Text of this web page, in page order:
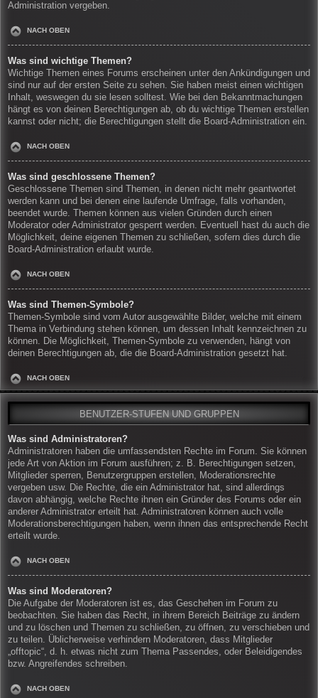
Administration vergeben.
NACH OBEN
Was sind wichtige Themen?
Wichtige Themen eines Forums erscheinen unter den Ankündigungen und
sind nur auf der ersten Seite zu sehen. Sie haben meist einen wichtigen
Inhalt, weswegen du sie lesen solltest. Wie bei den Bekanntmachungen
hängt es von deinen Berechtigungen ab, ob du wichtige Themen erstellen
kannst oder nicht; die Berechtigungen stellt die Board-Administration ein.
NACH OBEN
Was sind geschlossene Themen?
Geschlossene Themen sind Themen, in denen nicht mehr geantwortet
werden kann und bei denen eine laufende Umfrage, falls vorhanden,
beendet wurde. Themen können aus vielen Gründen durch einen
Moderator oder Administrator gesperrt werden. Eventuell hast du auch die
Möglichkeit, deine eigenen Themen zu schließen, sofern dies durch die
Board-Administration erlaubt wurde.
NACH OBEN
Was sind Themen-Symbole?
Themen-Symbole sind vom Autor ausgewählte Bilder, welche mit einem
Thema in Verbindung stehen können, um dessen Inhalt kennzeichnen zu
können. Die Möglichkeit, Themen-Symbole zu verwenden, hängt von
deinen Berechtigungen ab, die die Board-Administration gesetzt hat.
NACH OBEN
BENUTZER-STUFEN UND GRUPPEN
Was sind Administratoren?
Administratoren haben die umfassendsten Rechte im Forum. Sie können
jede Art von Aktion im Forum ausführen; z. B. Berechtigungen setzen,
Mitglieder sperren, Benutzergruppen erstellen, Moderationsrechte
vergeben usw. Die Rechte, die ein Administrator hat, sind allerdings
davon abhängig, welche Rechte ihnen ein Gründer des Forums oder ein
anderer Administrator erteilt hat. Administratoren können auch volle
Moderationsberechtigungen haben, wenn ihnen das entsprechende Recht
erteilt wurde.
NACH OBEN
Was sind Moderatoren?
Die Aufgabe der Moderatoren ist es, das Geschehen im Forum zu
beobachten. Sie haben das Recht, in ihrem Bereich Beiträge zu ändern
und zu löschen und Themen zu schließen, zu öffnen, zu verschieben und
zu teilen. Üblicherweise verhindern Moderatoren, dass Mitglieder
„offtopic“, d. h. etwas nicht zum Thema Passendes, oder Beleidigendes
bzw. Angreifendes schreiben.
NACH OBEN